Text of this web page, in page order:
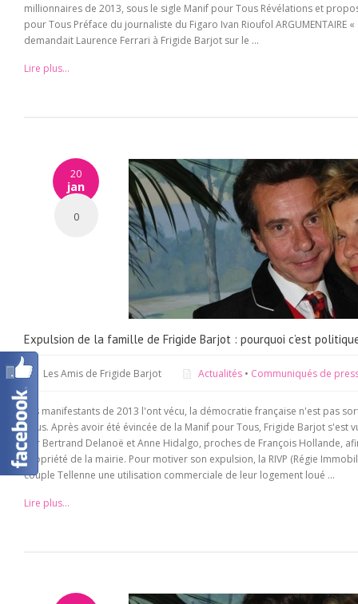
millionnaires de 2013, sous le sigle Manif pour Tous Révélations et
pour Tous Préface du journaliste du Figaro Ivan Rioufol ARGUMENTAIRE
demandait Laurence Ferrari à Frigide Barjot sur le ...
Lire plus...
20
jan
0
Expulsion de la famille de Frigide Barjot : pourquoi c’est
Les Amis de Frigide Barjot Actualités • Communiqués de
Les manifestants de 2013 l'ont vécu, la démocratie française n'est pas
Tous. Après avoir été évincée de la Manif pour Tous, Frigide Barjot s'est
par Bertrand Delanoë et Anne Hidalgo, proches de François Hollande,
propriété de la mairie. Pour motiver son expulsion, la RIVP (Régie
couple Tellenne une utilisation commerciale de leur logement loué ...
Lire plus...